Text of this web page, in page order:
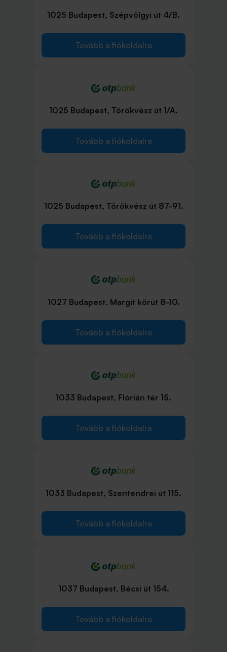
1025 Budapest, Szépvölgyi út 4/B.
Tovább a fiókoldalra
1025 Budapest, Törökvész út 1/A.
Tovább a fiókoldalra
1025 Budapest, Törökvész út 87-91.
Tovább a fiókoldalra
1027 Budapest, Margit körút 8-10.
Tovább a fiókoldalra
1033 Budapest, Flórián tér 15.
Tovább a fiókoldalra
1033 Budapest, Szentendrei út 115.
Tovább a fiókoldalra
1037 Budapest, Bécsi út 154.
Tovább a fiókoldalra